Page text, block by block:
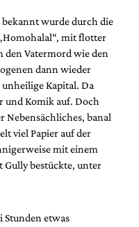
wurde durch die
mit flotter
den Vatermord wie den
dann wieder
Kapital. Da
und Komik auf. Doch
banal
viel Papier auf der
mit einem
Gully bestückte, unter
etwas